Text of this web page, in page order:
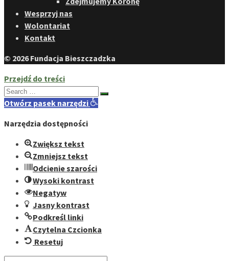
Wesprzyj nas
Wolontariat
Kontakt
© 2026 Fundacja Bieszczadzka
Przejdź do treści
Search
for:
Otwórz pasek narzędzi
Narzędzia dostępności
Zwiększ tekst
Zmniejsz tekst
Odcienie szarości
Wysoki kontrast
Negatyw
Jasny kontrast
Podkreśl linki
Czytelna Czcionka
Resetuj